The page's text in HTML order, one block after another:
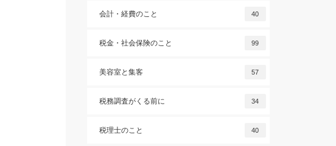
会計・経費のこと 40
税金・社会保険のこと 99
美容室と集客 57
税務調査がくる前に 34
税理士のこと 40